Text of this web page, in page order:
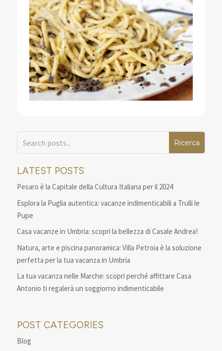
LATEST POSTS
Pesaro è la Capitale della Cultura Italiana per il 2024
Esplora la Puglia autentica: vacanze indimenticabili a Trulli le
Pupe
Casa vacanze in Umbria: scopri la bellezza di Casale Andrea!
Natura, arte e piscina panoramica: Villa Petroia è la soluzione
perfetta per la tua vacanza in Umbria
La tua vacanza nelle Marche: scopri perché affittare Casa
Antonio ti regalerà un soggiorno indimenticabile
POST CATEGORIES
Blog